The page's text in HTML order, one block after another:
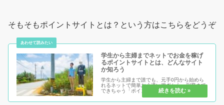
そもそもポイントサイトとは？という方はこちらをどうぞ
学生から主婦までネットでお金を稼げ
るポイントサイトとは、どんなサイト
か知ろう
学生から主婦まで誰でも、元手0円から始めら
れるネットで簡単お小遣い稼ぎから、副業まで
できちゃう「ポイントサイト」または「お小遣
いサイト」とは！何をするにも、知る事が大事
です。知らないからこそ、不安があり、始める